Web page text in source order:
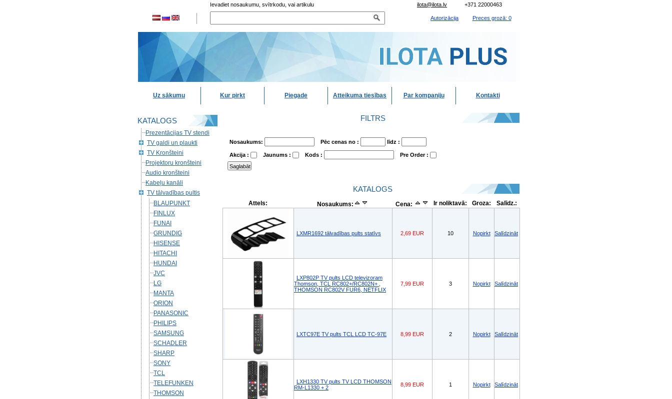
Ievadiet nosaukumu, svītrkodu, vai artikulu
Autorizācija
ilota@ilota.lv
Preces grozā: 0
+371 22000463
Uz sākumu Kur pirkt Piegade Atteikuma tiesības Par kompaniju Kontakti
KATALOGS
Prezentācijas TV stendi
TV galdi un plaukti
TV Kronšteini
Projektoru kronšteini
Audio kronšteini
Kabeļu kanāli
TV tālvadības pultis
BLAUPUNKT
FINLUX
FUNAI
GRUNDIG
HISENSE
HITACHI
HUNDAI
JVC
LG
MANTA
ORION
PANASONIC
PHILIPS
SAMSUNG
SCHADLER
SHARP
SONY
TCL
TELEFUNKEN
THOMSON
FILTRS
Nosaukums: Pēc cenas no : līdz :
Akcija : Jaunums : Kods : Pre Order :
KATALOGS
Attels: Nosaukums: Cena: Ir noliktavā: Groza: Salīdz.:
LXMR1692 tālvadības pults statīvs 2,69 EUR 10 Nopirkt Salīdzināt
LXP802P TV pults LCD televizoram
Thomson, TCL RC802+/RC802N+ ,
THOMSON RC802V FUR6, NETFLIX
7,99 EUR 3 Nopirkt Salīdzināt
LXTC97E TV pults TCL LCD TC-97E 8,99 EUR 2 Nopirkt Salīdzināt
LXH1330 TV pults TV LCD THOMSON
RM-L1330 + 2
8,99 EUR 1 Nopirkt Salīdzināt